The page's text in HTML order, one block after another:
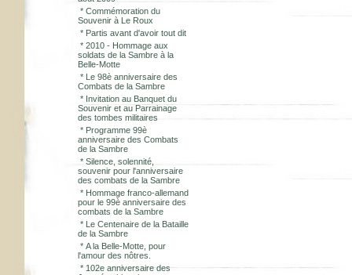
* Commémoration du
Souvenir à Le Roux
* Partis avant d'avoir tout dit
* 2010 - Hommage aux
soldats de la Sambre à la
Belle-Motte
* Le 98è anniversaire des
Combats de la Sambre
* Invitation au Banquet du
Souvenir et au Parrainage
des tombes militaires
* Programme 99è
anniversaire des Combats
de la Sambre
* Silence, solennité,
souvenir pour l'anniversaire
des combats de la Sambre
* Hommage franco-allemand
pour le 99è anniversaire des
combats de la Sambre
* Le Centenaire de la Bataille
de la Sambre
* A la Belle-Motte, pour
l'amour des nôtres.
* 102e anniversaire des